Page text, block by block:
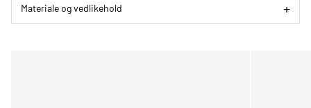
Materiale og vedlikehold